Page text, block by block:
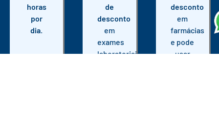
horas
por
dia
de
desconto
em
exames
laboratoriais
desconto
em
farmácias
e pode
usar